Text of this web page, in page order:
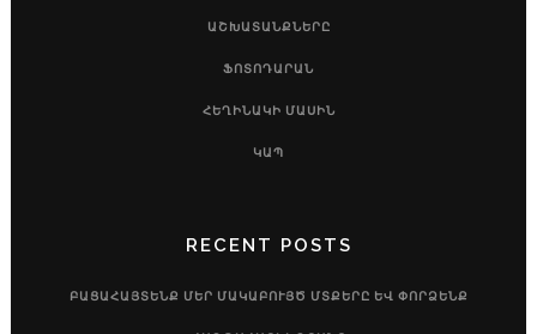
ԱՇԽԱՏԱՆՔՆԵՐԸ
ՖՈՏՈԴԱՐԱՆ
ՀԵՂԻՆԱԿԻ ՄԱՍԻՆ
ԿԱՊ
RECENT POSTS
ԲԱՑԱՀԱՅՏԵՆՔ ՄԵՐ ՄԱԿԱԲՈՒՅԾ ՄՏՔԵՐԸ ԵՎ ՓՈՐՁԵՆՔ